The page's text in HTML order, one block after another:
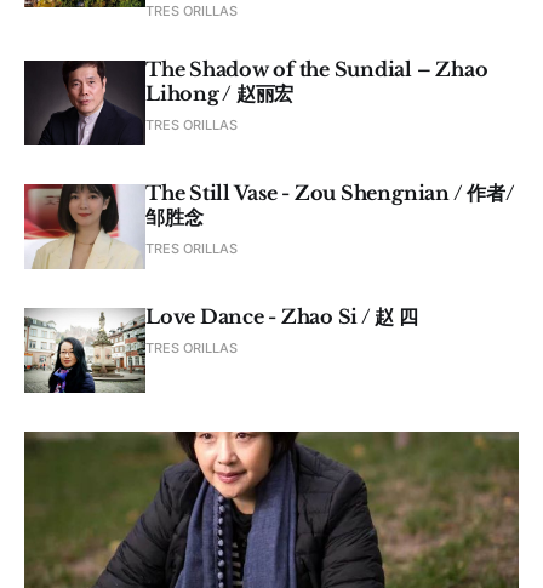
TRES ORILLAS
The Shadow of the Sundial – Zhao
Lihong / 赵丽宏
TRES ORILLAS
The Still Vase - Zou Shengnian / 作者/
邹胜念
TRES ORILLAS
Love Dance - Zhao Si / 赵 四
TRES ORILLAS